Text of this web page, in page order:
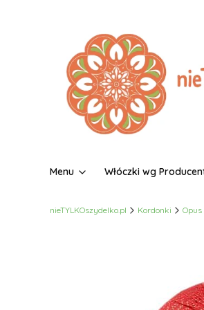
Menu Włóczki wg
nieTYLKOszydelko.pl Kordonki Opus